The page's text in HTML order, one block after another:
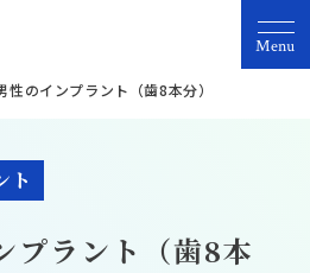
Menu
性のインプラント（歯8本分）
ト
プラント（歯8本